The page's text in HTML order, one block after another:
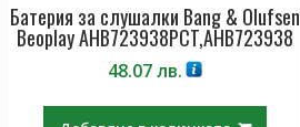
Батерия за слушалки Bang & Olufsen
Beoplay AHB723938PCT,AHB723938
48.07лв.